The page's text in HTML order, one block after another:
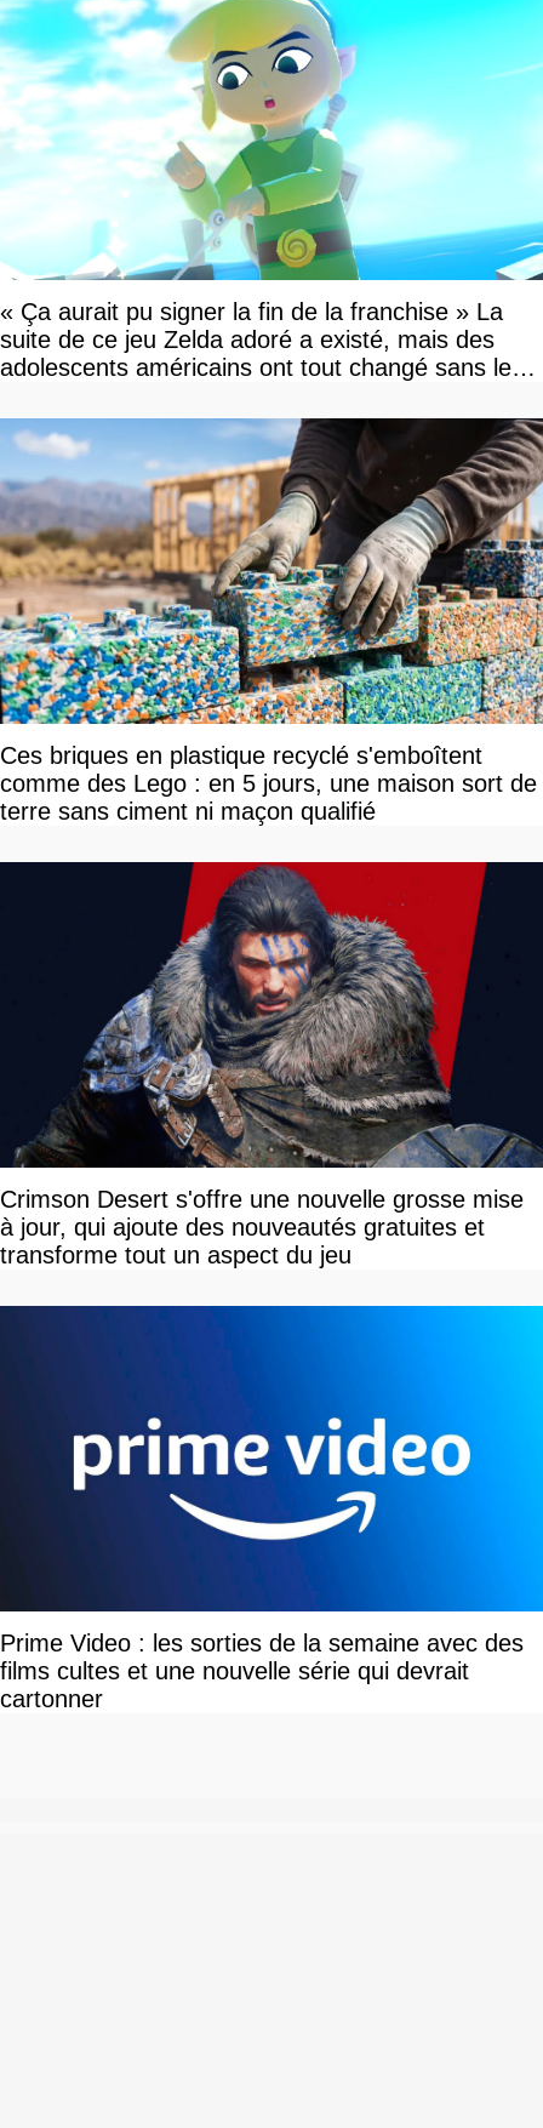
« Ça aurait pu signer la fin de la franchise » La
suite de ce jeu Zelda adoré a existé, mais des
adolescents américains ont tout changé sans le
Ces briques en plastique recyclé s'emboîtent
comme des Lego : en 5 jours, une maison sort de
terre sans ciment ni maçon qualifié
Crimson Desert s'offre une nouvelle grosse mise
à jour, qui ajoute des nouveautés gratuites et
transforme tout un aspect du jeu
Prime Video : les sorties de la semaine avec des
films cultes et une nouvelle série qui devrait
cartonner